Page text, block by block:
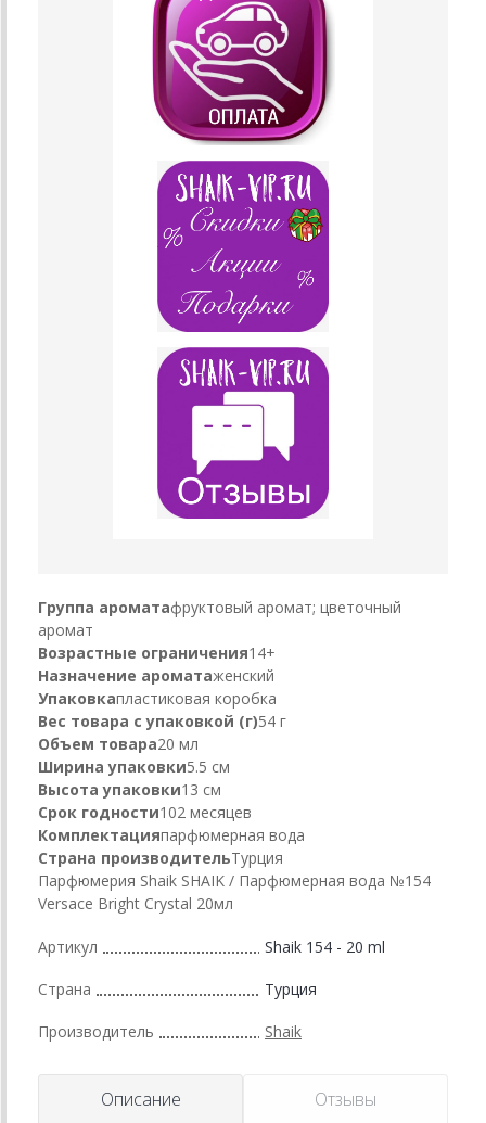
Группа ароматафруктовый аромат; цветочный
аромат
Возрастные ограничения14+
Назначение ароматаженский
Упаковкапластиковая коробка
Вес товара с упаковкой (г)54 г
Объем товара20 мл
Ширина упаковки5.5 см
Высота упаковки13 см
Срок годности102 месяцев
Комплектацияпарфюмерная вода
Страна производительТурция
Парфюмерия Shaik SHAIK / Парфюмерная вода №154
Versace Bright Crystal 20мл
Артикул Shaik 154 - 20 ml
Страна Турция
Производитель Shaik
Описание Отзывы